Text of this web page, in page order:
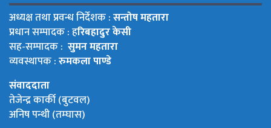
अध्यक्ष तथा प्रवन्ध निर्देशक :सन्तोष महतारा
प्रधान सम्पादक : हरिबहादुर केसी
सह-सम्पादक : सुमन महतारा
व्यवस्थापक :रुमकला पाण्डे
संवाददाता
तेजेन्द्र कार्की (बुटवल)
अनिष पन्थी (तम्घास)